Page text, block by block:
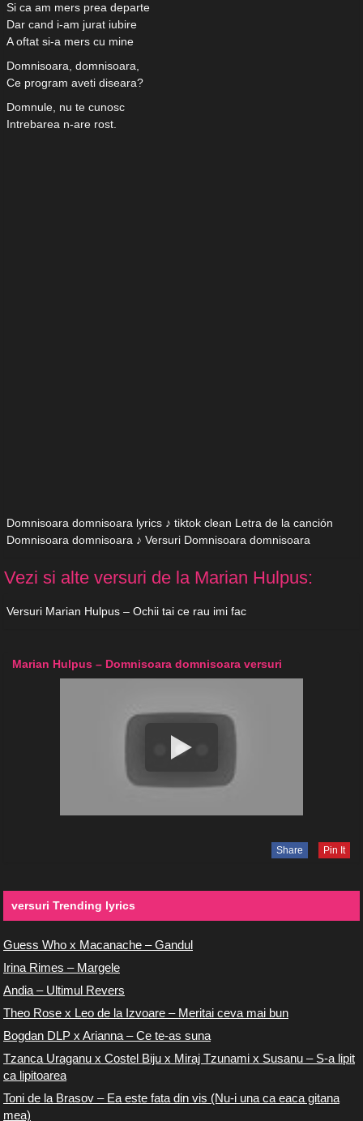
Si ca am mers prea departe
Dar cand i-am jurat iubire
A oftat si-a mers cu mine
Domnisoara, domnisoara,
Ce program aveti diseara?
Domnule, nu te cunosc
Intrebarea n-are rost.
Domnisoara domnisoara lyrics ♪ tiktok clean Letra de la canción
Domnisoara domnisoara ♪ Versuri Domnisoara domnisoara
Vezi si alte versuri de la Marian Hulpus:
Versuri Marian Hulpus – Ochii tai ce rau imi fac
Marian Hulpus – Domnisoara domnisoara versuri
Share Pin It
versuri Trending lyrics
Guess Who x Macanache – Gandul
Irina Rimes – Margele
Andia – Ultimul Revers
Theo Rose x Leo de la Izvoare – Meritai ceva mai bun
Bogdan DLP x Arianna – Ce te-as suna
Tzanca Uraganu x Costel Biju x Miraj Tzunami x Susanu – S-a lipit
ca lipitoarea
Toni de la Brasov – Ea este fata din vis (Nu-i una ca eaca gitana
mea)